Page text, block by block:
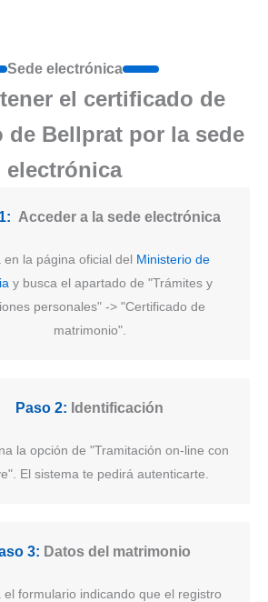
Sede electrónica
el certificado de
de Bellprat por la sede
electrónica
Acceder a la sede electrónica
en la página oficial del Ministerio de
y busca el apartado de "Trámites y
personales" -> "Certificado de
matrimonio".
Paso 2: Identificación
la opción de "Tramitación on-line con
El sistema te pedirá autenticarte.
3: Datos del matrimonio
el formulario indicando que el registro